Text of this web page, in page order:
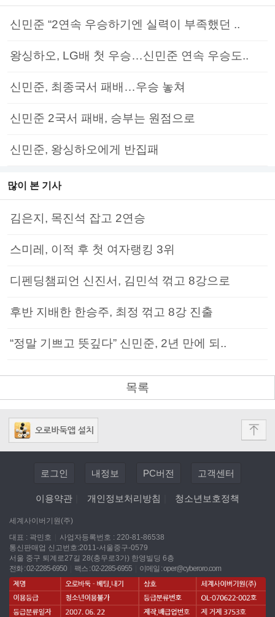
신민준 “2연속 우승하기엔 실력이 부족했던 ..
왕싱하오, LG배 첫 우승…신민준 연속 우승도..
신민준, 최종국서 패배…우승 놓쳐
신민준 2국서 패배, 승부는 원점으로
신민준, 왕싱하오에게 반집패
많이 본 기사
김은지, 목진석 잡고 2연승
스미레, 이적 후 첫 여자랭킹 3위
디펜딩챔피언 신진서, 김민석 꺾고 8강으로
후반 지배한 한승주, 최정 꺾고 8강 진출
“정말 기쁘고 뜻깊다” 신민준, 2년 만에 되..
목록
로그인 내정보 PC버전 고객센터
이용약관 개인정보처리방침 청소년보호정책
세계사이버기원(주)
대표 : 곽민호
사업자등록번호 : 220-81-86538
통신판매업 신고번호:2011-서울중구-0579
서울 중구 퇴계로27길 28(충무로3가) 한영빌딩 6층
전화 : 02-2285-6950
팩스 : 02-2285-6955 이메일 :oper@cyberoro.com